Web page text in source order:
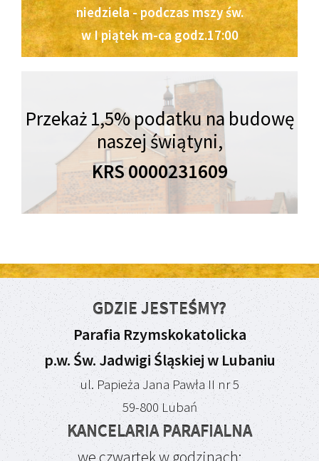
niedziela - podczas mszy św.
w I piątek m-ca godz.17:00
Przekaż 1,5% podatku na budowę
naszej świątyni,
KRS 0000231609
GDZIE JESTEŚMY?
Parafia Rzymskokatolicka
p.w. Św. Jadwigi Śląskiej w Lubaniu
ul. Papieża Jana Pawła II nr 5
59-800 Lubań
KANCELARIA PARAFIALNA